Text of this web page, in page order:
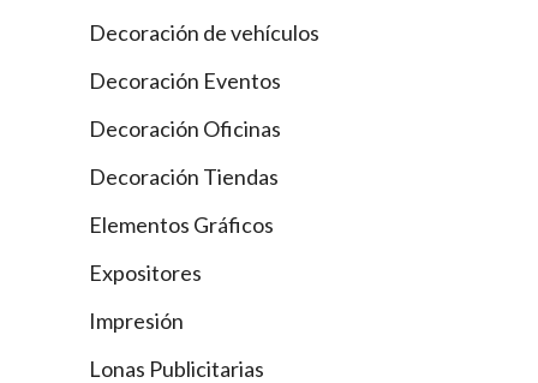
Decoración de vehículos
Decoración Eventos
Decoración Oficinas
Decoración Tiendas
Elementos Gráficos
Expositores
Impresión
Lonas Publicitarias